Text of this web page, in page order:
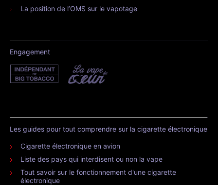
La position de l’OMS sur le vapotage
Engagement
Les guides pour tout comprendre sur la cigarette électronique
Cigarette électronique en avion
Liste des pays qui interdisent ou non la vape
Tout savoir sur le fonctionnement d'une cigarette
électronique